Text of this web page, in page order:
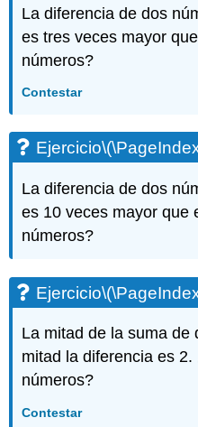
La diferencia de dos
es tres veces mayor
números?
Contestar
Ejercicio
La diferencia de dos
es 10 veces mayor que
números?
Ejercicio
La mitad de la suma de
mitad la diferencia es
números?
Contestar